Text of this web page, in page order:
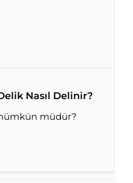
Nasıl Delinir?
Nasıl Delinir?
müdür?